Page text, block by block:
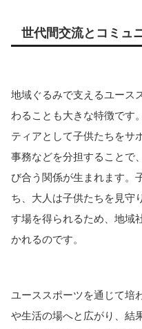
世代間交流とコミュ
地域ぐるみで支えるユース
わることも大きな特徴です
ティアとして子供たちをサ
事務などを分担することで
び合う関係が生まれます。
ち、大人は子供たちを見守
す場を得られるため、地域
かれるのです。
ユーススポーツを通じて培
や生活の場へと広がり、結